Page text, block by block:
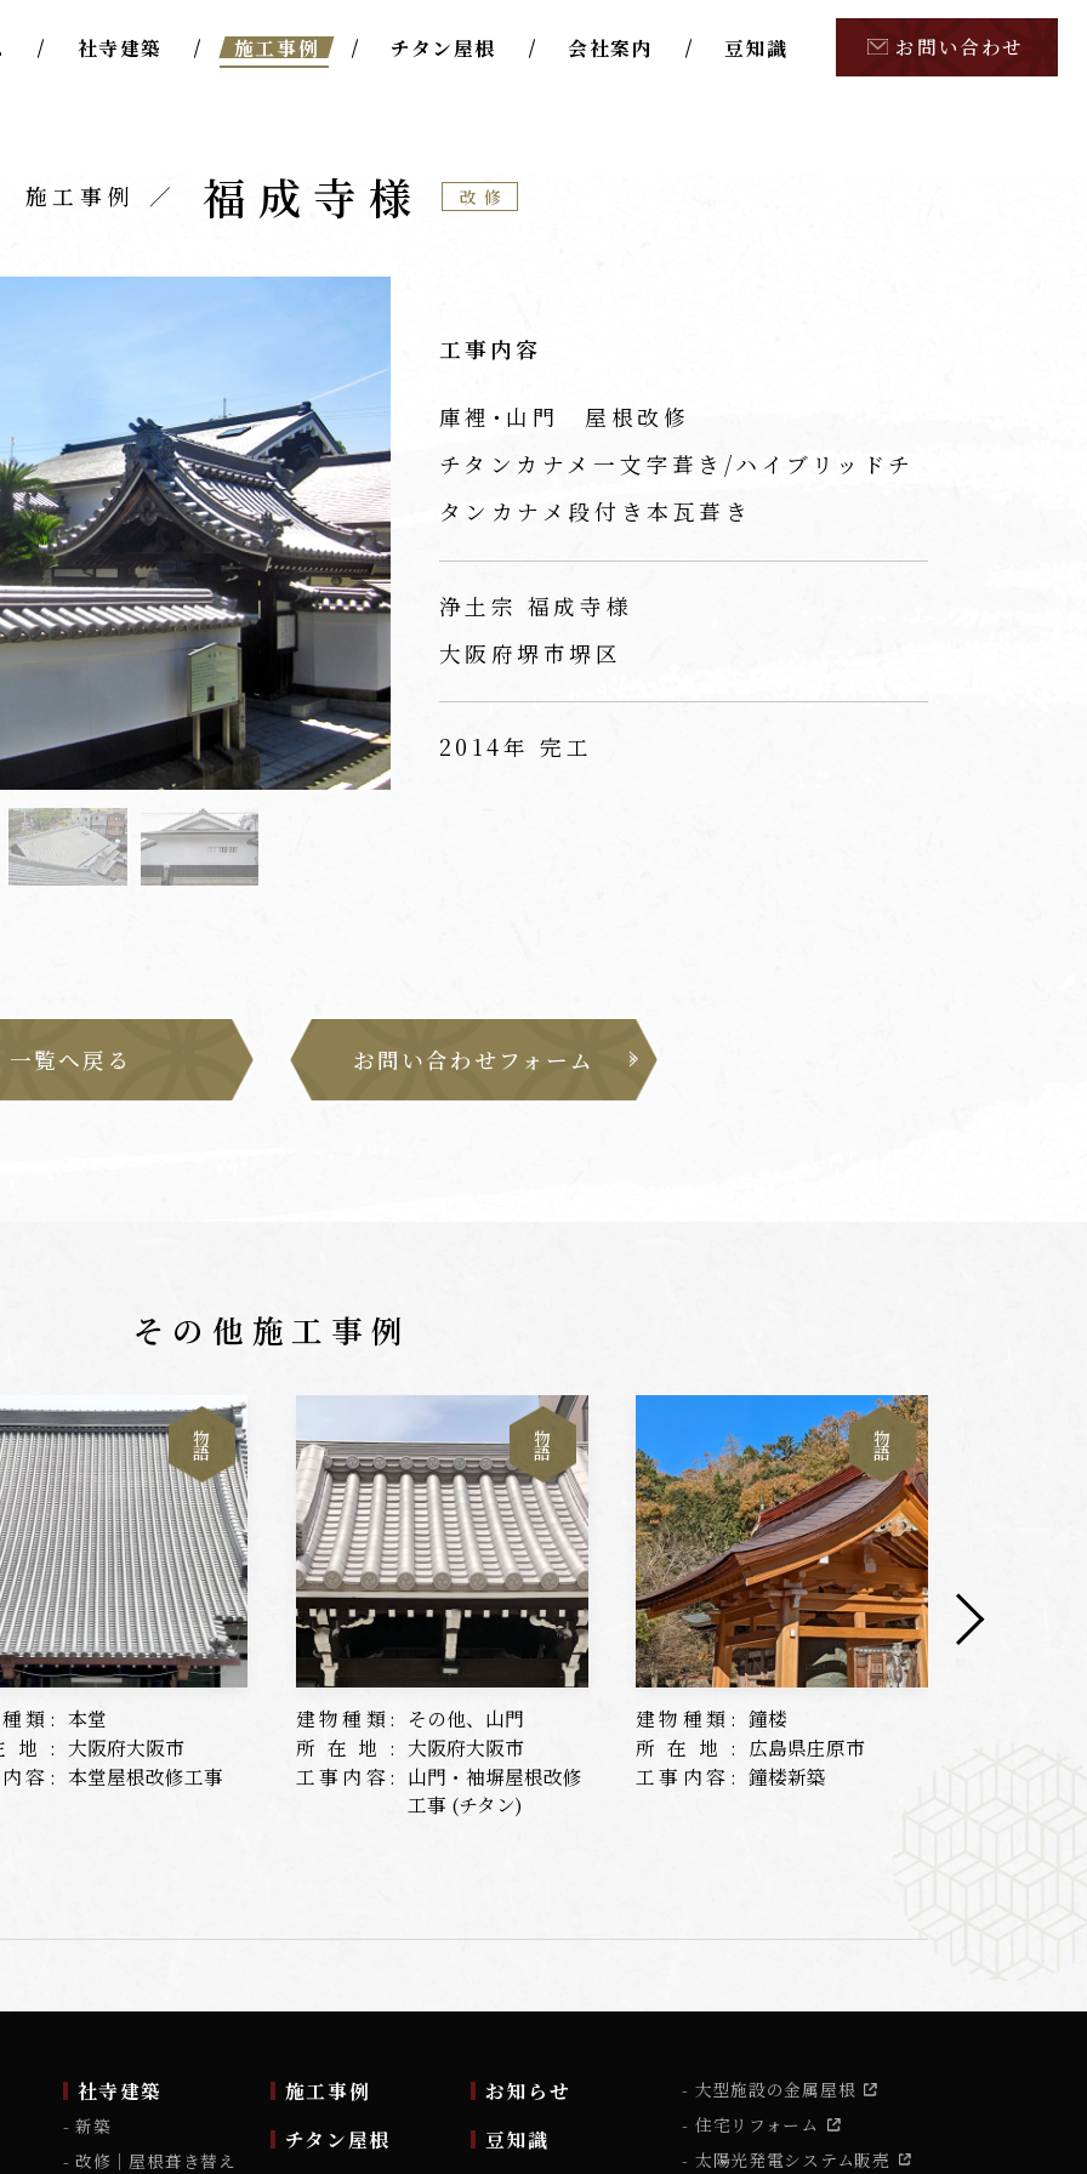
社寺建築 施工事例 チタン屋根 会社案内 豆知識 お問い合わせ
施工事例 福成寺様 改修
工事内容
庫裡･山門 屋根改修
チタンカナメ一文字葺き/ハイブリッドチ
タンカナメ段付き本瓦葺き
浄土宗 福成寺様
大阪府堺市堺区
2014年 完工
一覧へ戻る お問い合わせフォーム
その他施工事例
物
語
類: 本堂
地: 大阪府大阪市
容: 本堂屋根改修工事
物
語
建物種類:
その他、山門
所在地: 大阪府大阪市
工事内容: 山門・袖塀屋根改修
工事 (チタン)
物
語
建物種類: 鐘楼
所在地: 広島県庄原市
工事内容: 鐘楼新築
社寺建築
新築
改修｜屋根葺き替え
施工事例
チタン屋根
お知らせ
豆知識
大型施設の金属屋根
住宅リフォーム
太陽光発電システム販売